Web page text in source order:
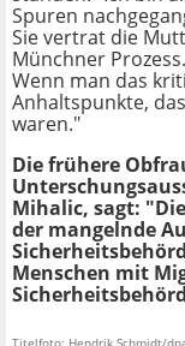
Spuren
Sie vertrat die
Münchner
Wenn man das
Anhaltspunkte,
waren."
Die frühere
Mihalic, sagt:
der mangelnde
Menschen mit
Titelfoto: Hendrik Schmidt/